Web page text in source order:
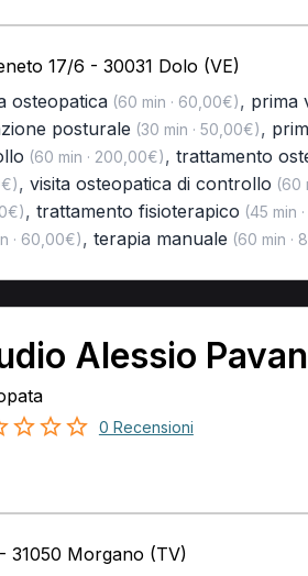
17/6 - 30031 Dolo (VE)
osteopatica(60 min · 60,00€), prima
posturale (30 min · 50,00€),
(60 min · 200,00€), trattamento
, visita osteopatica di controllo (60
, trattamento fisioterapico (45 min
· 60,00€), terapia manuale (60 min ·
Alessio Pavan
0 Recensioni
31050 Morgano (TV)